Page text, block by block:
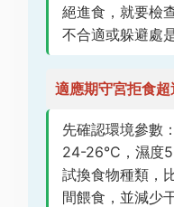
絕進食，就要檢
不合適或躲避處
適應期守宮拒食
先確認環境參數
24-26°C，濕度
試換食物種類，
間餵食，並減少